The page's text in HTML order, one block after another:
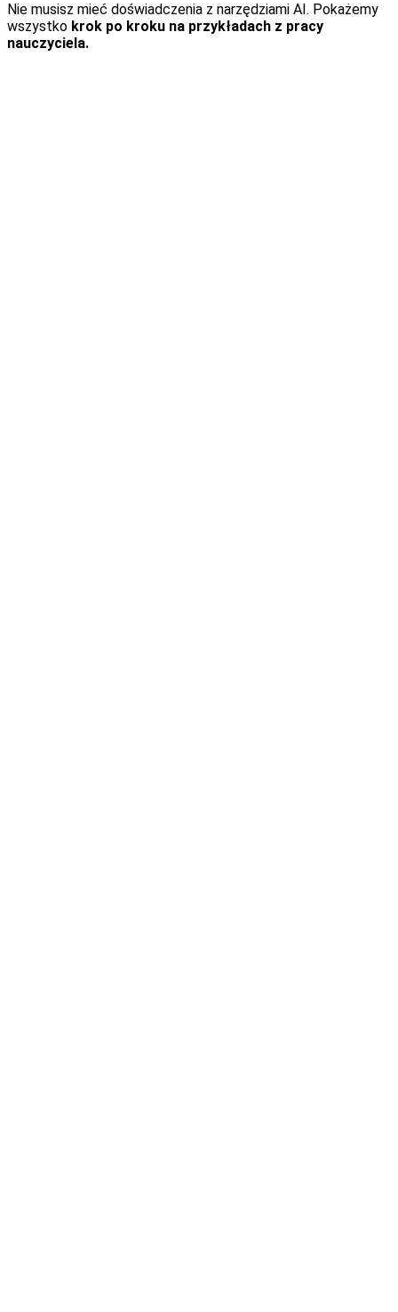
Nie musisz mieć doświadczenia z narzędziami AI. Pokażemy
wszystko krok po kroku na przykładach z pracy
nauczyciela.